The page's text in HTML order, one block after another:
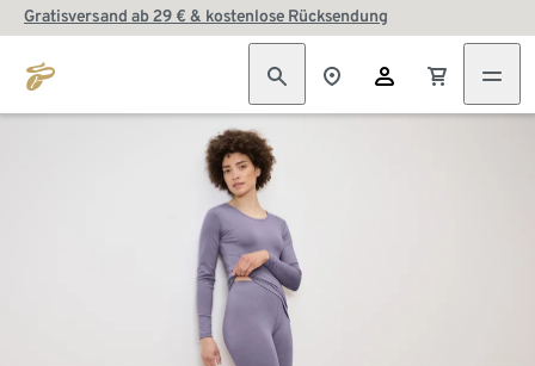
Gratisversand ab 29 € & kostenlose Rücksendung